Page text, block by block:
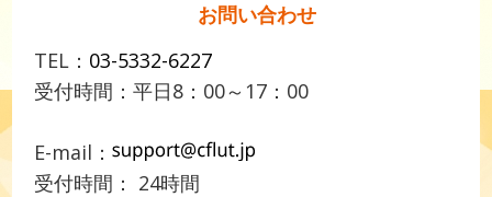
お問い合わせ
TEL： 03-5332-6227
受付時間：平日8：00～17：00
E-mail：
受付時間： 24時間